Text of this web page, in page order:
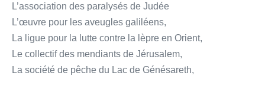
L’association des paralysés de Judée
L’œuvre pour les aveugles galiléens,
La ligue pour la lutte contre la lèpre en Orient,
Le collectif des mendiants de Jérusalem,
La société de pêche du Lac de Génésareth,